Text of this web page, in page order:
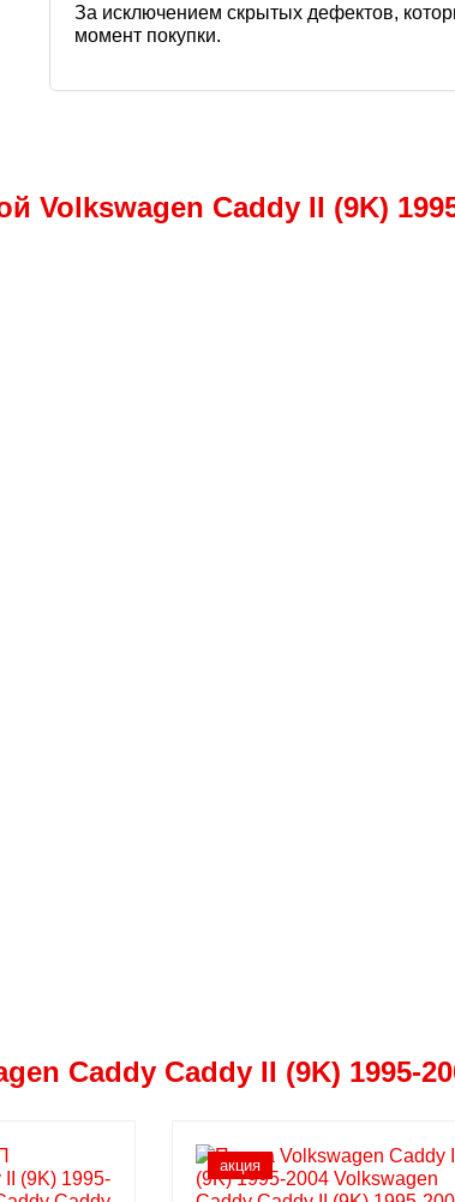
За исключением скрытых дефектов,
момент покупки.
Volkswagen Caddy II (9K)
Caddy Caddy II (9K) 1995-
акция